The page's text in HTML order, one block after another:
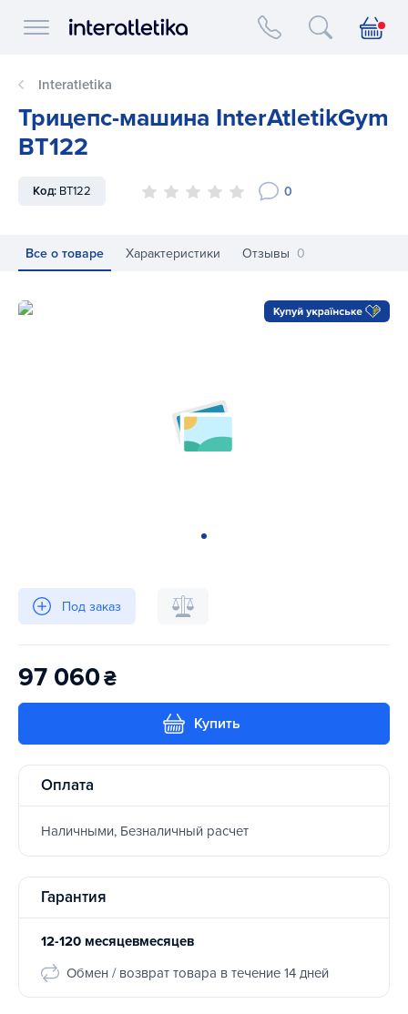
Interatletika logo
Interatletika
Трицепс-машина InterAtletikGym
BT122
Код: BT122 0
Все о товаре Характеристики Отзывы 0
Трицепс-машина InterAtletikGym BT122
Под заказ
97 060₴
Купить
Оплата
Наличными, Безналичный расчет
Гарантия
12-120 месяцевмесяцев
Обмен / возврат товара в течение 14 дней